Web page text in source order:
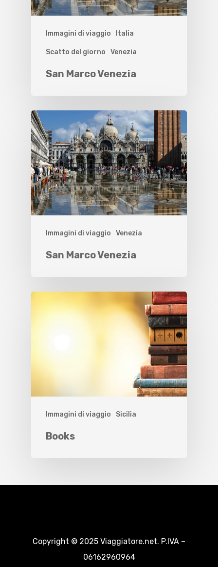
Immagini di viaggio Italia
Scatto del giorno Venezia
San Marco Venezia
Immagini di viaggio Venezia
San Marco Venezia
Immagini di viaggio Sicilia
Books
Copyright © 2025 Viaggiatore.net. P.IVA –
06162960964